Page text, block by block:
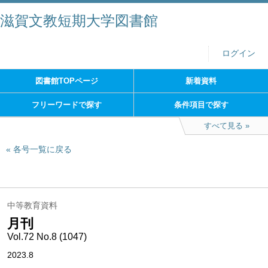
滋賀文教短期大学図書館
ログイン
図書館TOPページ 新着資料
フリーワードで探す 条件項目で探す
すべて見る
各号一覧に戻る
中等教育資料
月刊
Vol.72 No.8 (1047)
2023.8